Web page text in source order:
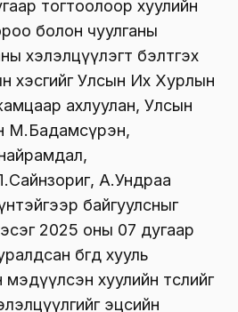
тогтоолоор хуулийн
болон чуулганы
хэлэлцүүлэгт бэлтгэх
хэсгийг Улсын Их Хурлын
ахлуулан, Улсын
М.Бадамсүрэн,
А.Ундраа
байгуулсныг
2025 оны 07 дугаар
бөгөөд хууль
мэдүүлсэн хуулийн төслийг
эцсийн